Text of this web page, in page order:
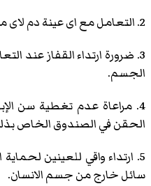
2. التعامل مع اى عينة دم لاى مريض على انها عينة ملوثة.
3. ضرورة ارتداء القفاز عند
الجسم.
4. مراعاة عدم تغطية سن
الحقن في الصندوق الخاص
5. ارتداء واقي للعينين
سائل خارج من جسم الانسان.